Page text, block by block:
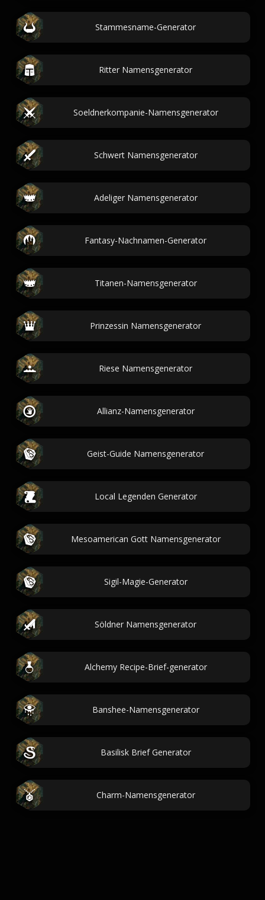
Stammesname-Generator
Ritter Namensgenerator
Soeldnerkompanie-Namensgenerator
Schwert Namensgenerator
Adeliger Namensgenerator
Fantasy-Nachnamen-Generator
Titanen-Namensgenerator
Prinzessin Namensgenerator
Riese Namensgenerator
Allianz-Namensgenerator
Geist-Guide Namensgenerator
Local Legenden Generator
Mesoamerican Gott Namensgenerator
Sigil-Magie-Generator
Söldner Namensgenerator
Alchemy Recipe-Brief-generator
Banshee-Namensgenerator
Basilisk Brief Generator
Charm-Namensgenerator